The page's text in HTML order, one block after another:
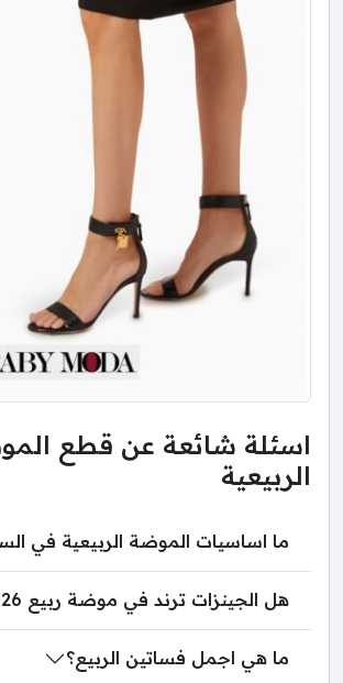
اسئلة شائعة عن قطع
الربيعية
ما اساسيات الموضة الربيعية في
هل الجينزات ترند في موضة ربيع 2026؟
ما هي اجمل فساتين الربيع؟